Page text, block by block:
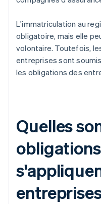
L'immatriculation au
obligatoire, mais elle
volontaire. Toutefois,
entreprises sont
les obligations des
Quelles